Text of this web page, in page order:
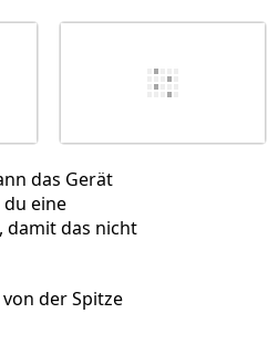
Kommentieren
das Gerät
eine
damit das nicht
der Spitze